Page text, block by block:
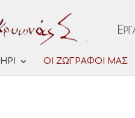
ΟΙ ΖΩΓΡΑΦΟΙ ΜΑΣ